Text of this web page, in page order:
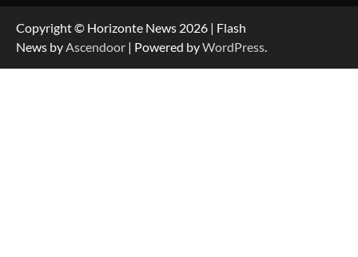
Copyright © Horizonte News 2026 | Flash
News byAscendoor | Powered byWordPress.